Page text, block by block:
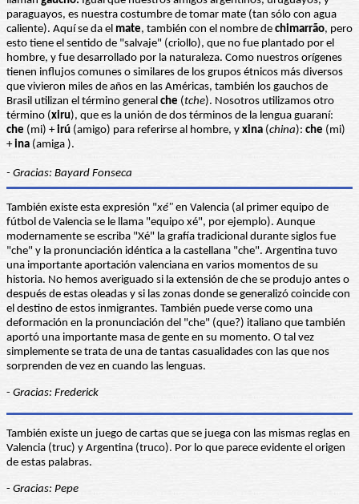
paraguayos, es nuestra costumbre de tomar mate (tan sólo con agua
caliente). Aquí se da el mate, también con el nombre de chimarrão, pero
esto tiene el sentido de "salvaje" (criollo), que no fue plantado por el
hombre, y fue desarrollado por la naturaleza. Como nuestros orígenes
tienen influjos comunes o similares de los grupos étnicos más diversos
que vivieron miles de años en las Américas, también los gauchos de
Brasil utilizan el término general che (tche). Nosotros utilizamos otro
término (xiru), que es la unión de dos términos de la lengua guaraní:
che (mi) +irú (amigo) para referirse al hombre, y xina (china): che (mi)
+ina (amiga ).
- Gracias: Bayard Fonseca
También existe esta expresión "xé" en Valencia (al primer equipo de
fútbol de Valencia se le llama "equipo xé", por ejemplo). Aunque
modernamente se escriba "Xé" la grafía tradicional durante siglos fue
"che" y la pronunciación idéntica a la castellana "che". Argentina tuvo
una importante aportación valenciana en varios momentos de su
historia. No hemos averiguado si la extensión de che se produjo antes o
después de estas oleadas y si las zonas donde se generalizó coincide con
el destino de estos inmigrantes. También puede verse como una
deformación en la pronunciación del "che" (que?) italiano que también
aportó una importante masa de gente en su momento. O tal vez
simplemente se trata de una de tantas casualidades con las que nos
sorprenden de vez en cuando las lenguas.
- Gracias: Frederick
También existe un juego de cartas que se juega con las mismas reglas en
Valencia (truc) y Argentina (truco). Por lo que parece evidente el origen
de estas palabras.
- Gracias: Pepe